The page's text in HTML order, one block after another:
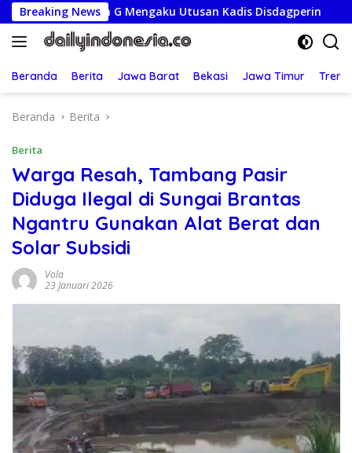
Langsung
ke
konten
Breaking News
G Mengaku Utusan Kadis Disdagperin Jaga
Beranda Berita Jawa Barat Bekasi Jawa Timur
Beranda Berita
Berita
Warga Resah, Tambang Pasir
Diduga Ilegal di Sungai Brantas
Ngantru Gunakan Alat Berat dan
Solar Subsidi
Vola
23 Januari 2026